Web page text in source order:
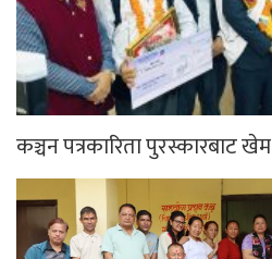
कञ्चन पत्रकारिता पुरस्कारबाट खेम